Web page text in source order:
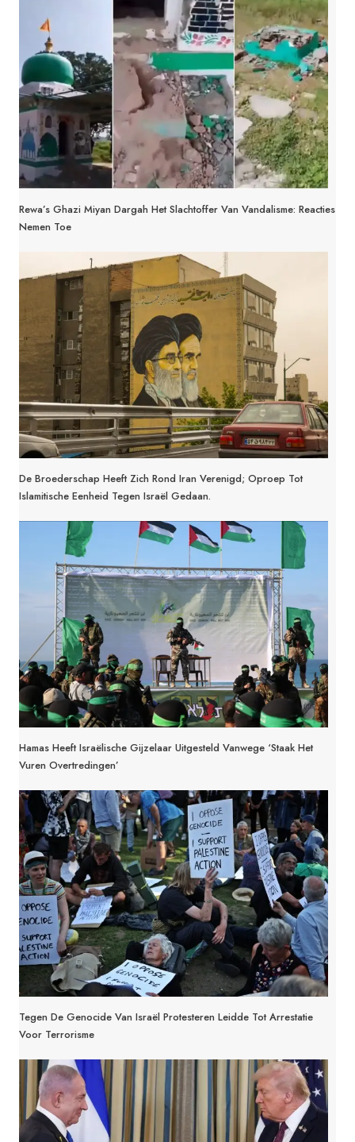
Rewa’s Ghazi Miyan Dargah Het Slachtoffer Van Vandalisme: Reacties
Nemen Toe
De Broederschap Heeft Zich Rond Iran Verenigd; Oproep Tot
Islamitische Eenheid Tegen Israël Gedaan.
Hamas Heeft Israëlische Gijzelaar Uitgesteld Vanwege ‘staak Het
Vuren Overtredingen’
Tegen De Genocide Van Israël Protesteren Leidde Tot Arrestatie
Voor Terrorisme